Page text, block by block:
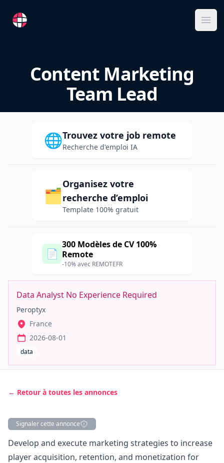
RemoteFR
Content Marketing
Team Lead
🌐Trouvez votre job remote
Recherche d'emploi IA
🗂️
Organisez votre
recherche d’emploi
Template 100% gratuit
📄
300 Modèles de CV 100%
Remote
-10% avec REMOTEFR
Data Analyst No Experience Required
Peroptyx
France
2026-08-01
data
← Retour à toutes les annonces
Signaler cette annonce
Description
Develop and execute marketing strategies to increase
player acquisition, retention, and monetization for